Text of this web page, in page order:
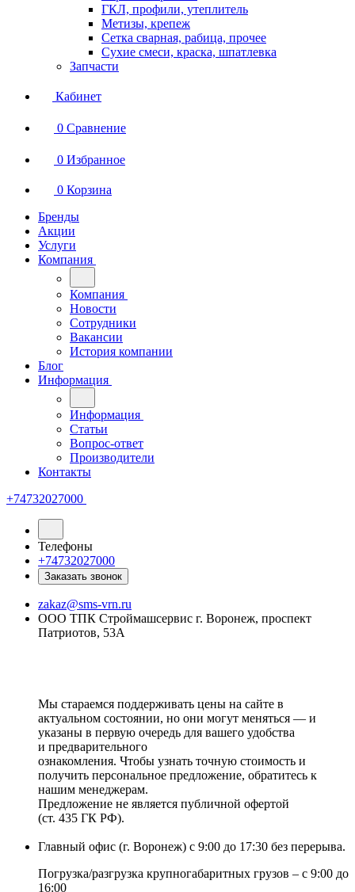
ГКЛ, профили, утеплитель
Метизы, крепеж
Сетка сварная, рабица, прочее
Сухие смеси, краска, шпатлевка
Запчасти
Кабинет
0 Сравнение
0 Избранное
0 Корзина
Бренды
Акции
Услуги
Компания
Компания
Новости
Сотрудники
Вакансии
История компании
Блог
Информация
Информация
Статьи
Вопрос-ответ
Производители
Контакты
+74732027000
Телефоны
+74732027000
Заказать звонок
zakaz@sms-vrn.ru
ООО ТПК Строймашсервис г. Воронеж, проспект
Патриотов, 53А
Мы стараемся поддерживать цены на сайте в
актуальном состоянии, но они могут меняться — и
указаны в первую очередь для вашего удобства
и предварительного
ознакомления. Чтобы узнать точную стоимость и
получить персональное предложение, обратитесь к
нашим менеджерам.
Предложение не является публичной офертой
(ст. 435 ГК РФ).
Главный офис (г. Воронеж) с 9:00 до 17:30 без перерыва.
Погрузка/разгрузка крупногабаритных грузов – с 9:00 до
16:00